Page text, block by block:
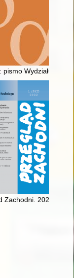
pismo Wydziału
w gwarze Śląska
Zachodni. 2022, nr 1